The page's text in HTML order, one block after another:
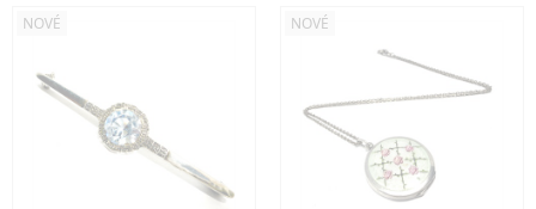
NOVÉ NOVÉ